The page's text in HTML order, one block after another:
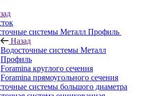
системы Металл Профиль
Назад
Водосточные системы Металл
Профиль
Foramina круглого сечения
Foramina прямоугольного сечения
системы большого диаметра